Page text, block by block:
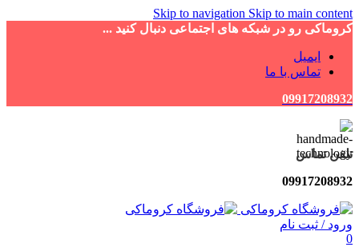
Skip to navigation Skip to main content
کروماکی رو در شبکه های اجتماعی دنبال کنید ...
ایمیل
تماس با ما
09917208932
تلفن تماس
09917208932
ورود / ثبت نام
0